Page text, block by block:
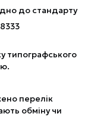
до стандарту
типографського
перелік
обміну чи